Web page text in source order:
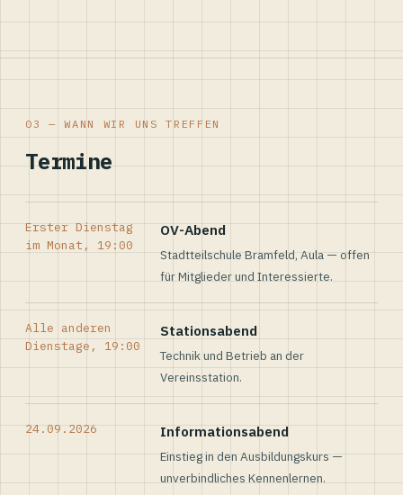
03 — WANN WIR UNS TREFFEN
Termine
Erster Dienstag
im Monat, 19:00
OV-Abend
Stadtteilschule Bramfeld, Aula — offen
für Mitglieder und Interessierte.
Alle anderen
Dienstage, 19:00
Stationsabend
Technik und Betrieb an der
Vereinsstation.
24.09.2026 Informationsabend
Einstieg in den Ausbildungskurs —
unverbindliches Kennenlernen.